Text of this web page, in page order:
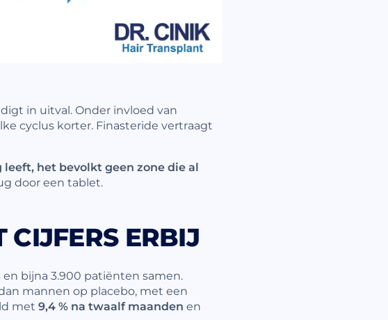
in uitval. Onder invloed van
cyclus korter. Finasteride vertraagt
het bevolkt geen zone die al
door een tablet.
CIJFERS ERBIJ
bijna 3.900 patiënten samen.
mannen op placebo, met een
met 9,4 % na twaalf maanden en